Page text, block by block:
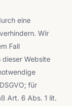
eine
Wir
Fall
dieser Website
für
Art. 6 Abs. 1 lit.